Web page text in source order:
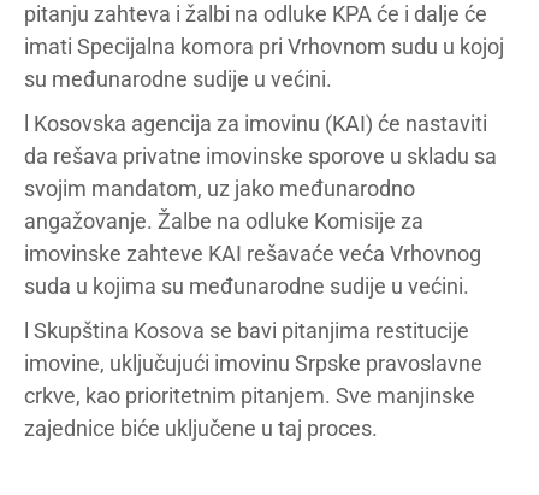
pitanju zahteva i žalbi na odluke KPA će i dalje će
imati Specijalna komora pri Vrhovnom sudu u kojoj
su međunarodne sudije u većini.
l Kosovska agencija za imovinu (KAI) će nastaviti
da rešava privatne imovinske sporove u skladu sa
svojim mandatom, uz jako međunarodno
angažovanje. Žalbe na odluke Komisije za
imovinske zahteve KAI rešavaće veća Vrhovnog
suda u kojima su međunarodne sudije u većini.
l Skupština Kosova se bavi pitanjima restitucije
imovine, uključujući imovinu Srpske pravoslavne
crkve, kao prioritetnim pitanjem. Sve manjinske
zajednice biće uključene u taj proces.